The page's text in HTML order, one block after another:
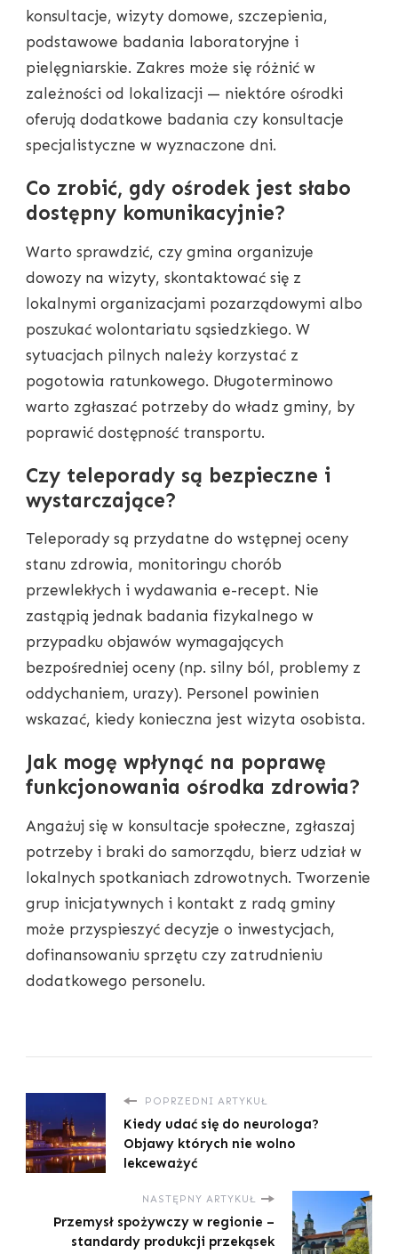
konsultacje, wizyty domowe, szczepienia,
podstawowe badania laboratoryjne i
pielęgniarskie. Zakres może się różnić w
zależności od lokalizacji — niektóre ośrodki
oferują dodatkowe badania czy konsultacje
specjalistyczne w wyznaczone dni.
Co zrobić, gdy ośrodek jest słabo
dostępny komunikacyjnie?
Warto sprawdzić, czy gmina organizuje
dowozy na wizyty, skontaktować się z
lokalnymi organizacjami pozarządowymi albo
poszukać wolontariatu sąsiedzkiego. W
sytuacjach pilnych należy korzystać z
pogotowia ratunkowego. Długoterminowo
warto zgłaszać potrzeby do władz gminy, by
poprawić dostępność transportu.
Czy teleporady są bezpieczne i
wystarczające?
Teleporady są przydatne do wstępnej oceny
stanu zdrowia, monitoringu chorób
przewlekłych i wydawania e-recept. Nie
zastąpią jednak badania fizykalnego w
przypadku objawów wymagających
bezpośredniej oceny (np. silny ból, problemy z
oddychaniem, urazy). Personel powinien
wskazać, kiedy konieczna jest wizyta osobista.
Jak mogę wpłynąć na poprawę
funkcjonowania ośrodka zdrowia?
Angażuj się w konsultacje społeczne, zgłaszaj
potrzeby i braki do samorządu, bierz udział w
lokalnych spotkaniach zdrowotnych. Tworzenie
grup inicjatywnych i kontakt z radą gminy
może przyspieszyć decyzje o inwestycjach,
dofinansowaniu sprzętu czy zatrudnieniu
dodatkowego personelu.
POPRZEDNI ARTYKUŁ
Kiedy udać się do neurologa?
Objawy których nie wolno
lekceważyć
NASTĘPNY ARTYKUŁ
Przemysł spożywczy w regionie –
standardy produkcji przekąsek